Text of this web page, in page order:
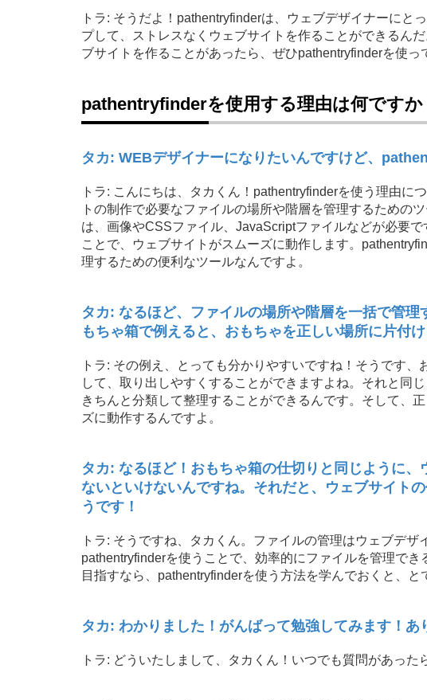
トラ: そうだよ！pathentryfinderは、ウェブデザイナーにと
プして、ストレスなくウェブサイトを作ることができるん
ブサイトを作ることがあったら、ぜひpathentryfinderを使っ
pathentryfinderを使用する理由は何ですか
タカ: WEBデザイナーになりたいんですけど、
トラ: こんにちは、タカくん！pathentryfinderを使う理由に
トの制作で必要なファイルの場所や階層を管理するための
は、画像やCSSファイル、JavaScriptファイルなどが必要
ことで、ウェブサイトがスムーズに動作します。
理するための便利なツールなんですよ。
タカ: なるほど、ファイルの場所や階層を一括で管
もちゃ箱で例えると、おもちゃを正しい場所に片付
トラ: その例え、とっても分かりやすいですね！そうです
して、取り出しやすくすることができますよね。それと同
きちんと分類して整理することができるんです。そして、
ズに動作するんですよ。
タカ: なるほど！おもちゃ箱の仕切りと同じように
ないといけないんですね。それだと、ウェブサイト
うです！
トラ: そうですね、タカくん。ファイルの管理はウェブデザ
pathentryfinderを使うことで、効率的にファイルを管理で
目指すなら、pathentryfinderを使う方法を学んでおくと、と
タカ: わかりました！がんばって勉強してみます！あ
トラ: どういたしまして、タカくん！いつでも質問があっ